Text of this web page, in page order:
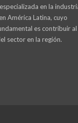
en la
América Latina, cuyo
es contribuir al
sector en la región.